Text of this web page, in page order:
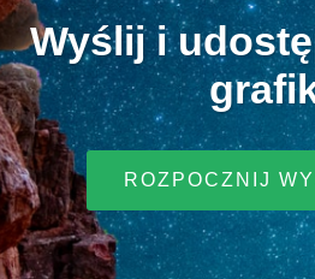
Wyślij i
ROZPOCZNIJ